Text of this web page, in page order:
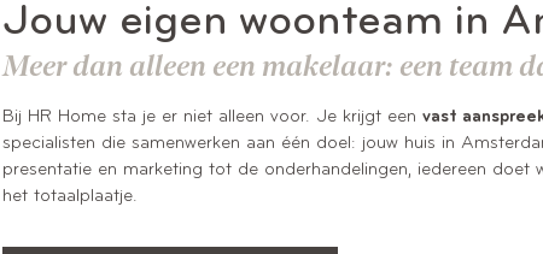
Jouw eigen woonteam in
Meer dan alleen een makelaar: een team
Bij HR Home sta je er niet alleen voor. Je krijgt een vast
specialisten die samenwerken aan één doel: jouw huis in
presentatie en marketing tot de onderhandelingen, iedereen doet
het totaalplaatje.